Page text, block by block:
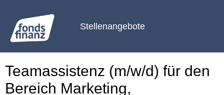
Stellenangebote
Teamassistenz (m/w/d) für den
Bereich Marketing,